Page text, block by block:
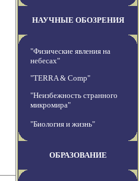
НАУЧНЫЕ ОБОЗРЕНИЯ
"Физические явления на
небесах"
"TERRA & Comp"
"Неизбежность странного
микромира"
"Биология и жизнь"
ОБРАЗОВАНИЕ